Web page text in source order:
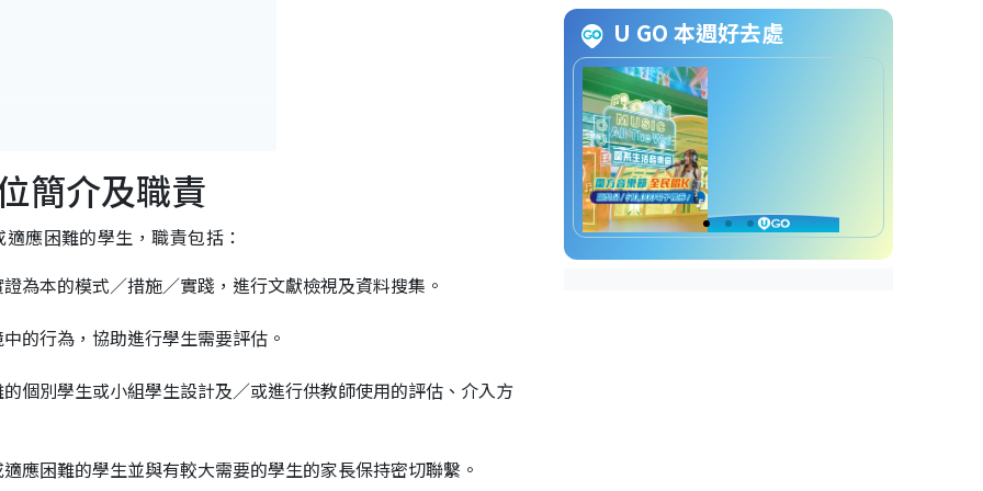
簡介及職責
應困難的學生，職責包括：
為本的模式／措施／實踐，進行文獻檢視及資料搜集。
的行為，協助進行學生需要評估。
個別學生或小組學生設計及／或進行供教師使用的評估、介入方
應困難的學生並與有較大需要的學生的家長保持密切聯繫。
教育心理服務助理主任申請方法
教育心理服務助理主任截止申請
日期
教育心理服務助理主任招聘查詢
方法
U GO 本週好去處